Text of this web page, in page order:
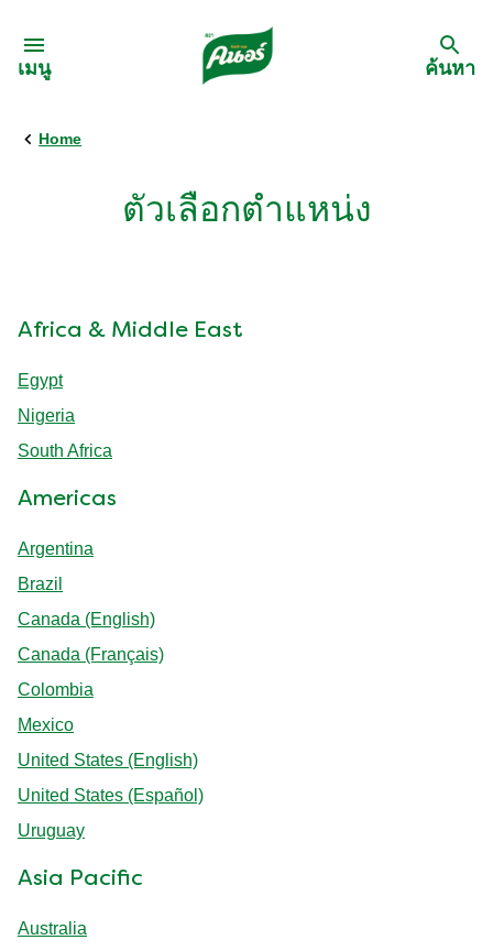
เมนู
กลับ
เมนูอาหารตามประเภทการทำ
เมนูอาหารประจำภาค
ค้นหา
Home
ตัวเลือกตำแหน่ง
Africa & Middle East
Egypt
Nigeria
South Africa
Americas
Argentina
Brazil
Canada (English)
Canada (Français)
Colombia
Mexico
United States (English)
United States (Español)
Uruguay
Asia Pacific
Australia